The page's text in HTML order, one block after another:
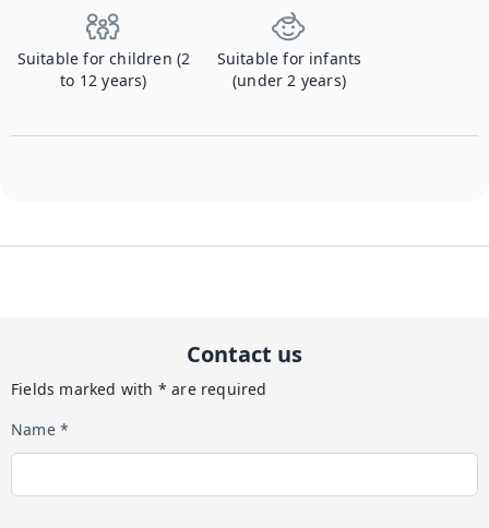
Suitable for children (2
to 12 years)
Suitable for infants
(under 2 years)
Contact us
Fields marked with * are required
Name *